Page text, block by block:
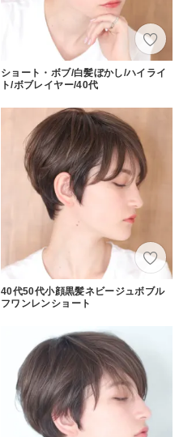
ショート・ボブ/白髪ぼかし/ハイライ
ト/ボブレイヤー/40代
40代50代小顔黒髪ネビージュボブル
フワンレンショート